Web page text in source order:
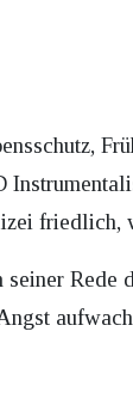
friedlich,